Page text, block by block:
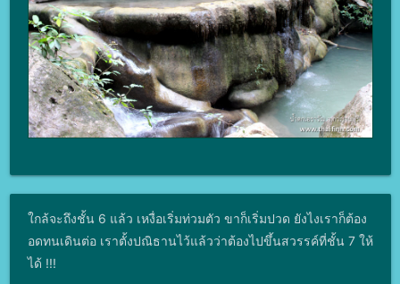
ใกล้จะถึงชั้น 6 แล้ว เหงื่อเริ่มท่วมตัว ขาก็เริ่มปวด ยังไงเราก็ต้อง
อดทนเดินต่อ เราตั้งปณิธานไว้แล้วว่าต้องไปขึ้นสวรรค์ที่ชั้น 7 ให้
ได้ !!!